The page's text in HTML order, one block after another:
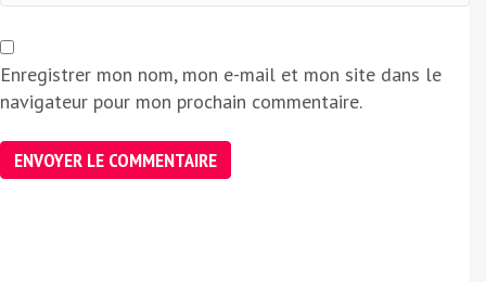
Enregistrer mon nom, mon e-mail et mon site dans le
navigateur pour mon prochain commentaire.